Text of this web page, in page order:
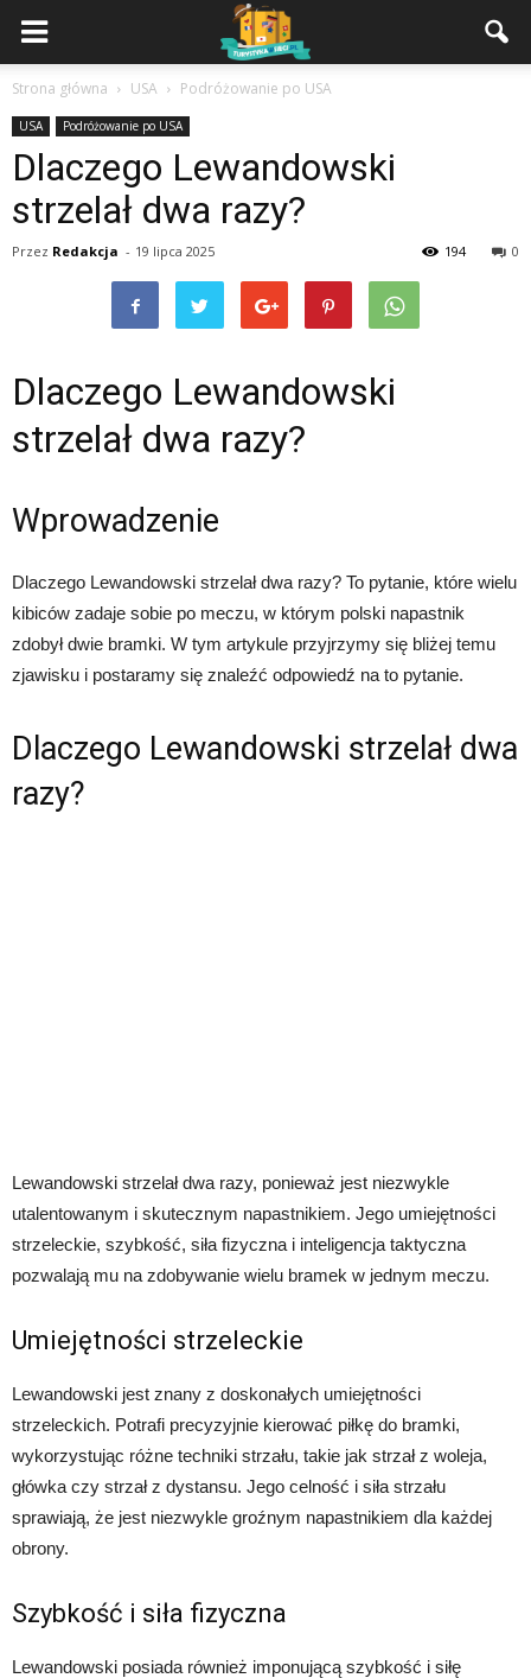
Strona główna USA Podróżowanie po USA
USA Podróżowanie po USA
Dlaczego Lewandowski
strzelał dwa razy?
Przez Redakcja - 19 lipca 2025 0
194
Dlaczego Lewandowski
strzelał dwa razy?
Wprowadzenie
Dlaczego Lewandowski strzelał dwa razy? To pytanie, które wielu
kibiców zadaje sobie po meczu, w którym polski napastnik
zdobył dwie bramki. W tym artykule przyjrzymy się bliżej temu
zjawisku i postaramy się znaleźć odpowiedź na to pytanie.
Dlaczego Lewandowski strzelał dwa
razy?
Lewandowski strzelał dwa razy, ponieważ jest niezwykle
utalentowanym i skutecznym napastnikiem. Jego umiejętności
strzeleckie, szybkość, siła fizyczna i inteligencja taktyczna
pozwalają mu na zdobywanie wielu bramek w jednym meczu.
Umiejętności strzeleckie
Lewandowski jest znany z doskonałych umiejętności
strzeleckich. Potrafi precyzyjnie kierować piłkę do bramki,
wykorzystując różne techniki strzału, takie jak strzał z woleja,
główka czy strzał z dystansu. Jego celność i siła strzału
sprawiają, że jest niezwykle groźnym napastnikiem dla każdej
obrony.
Szybkość i siła fizyczna
Lewandowski posiada również imponującą szybkość i siłę